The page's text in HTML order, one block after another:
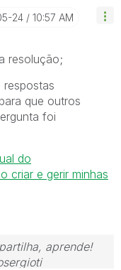
24 10:57 AM
resolução;
que outros
foi
do
criar e gerir minhas
aprende!